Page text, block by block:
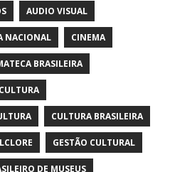
AUDIO VISUAL
NACIONAL CINEMA
BRASILEIRA
CULTURA BRASILEIRA
GESTÃO CULTURAL
DE MUSEUS